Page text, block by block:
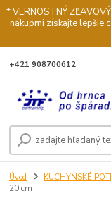
* VERNOSTNÝ
nákupmi získajte lepšie
+421 908700612
Úvod KUCHYNSKÉ
20 cm